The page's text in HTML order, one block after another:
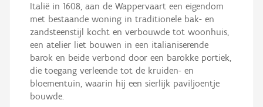
Italië in 1608, aan de Wappervaart een eigendom
met bestaande woning in traditionele bak- en
zandsteenstijl kocht en verbouwde tot woonhuis,
een atelier liet bouwen in een italianiserende
barok en beide verbond door een barokke portiek,
die toegang verleende tot de kruiden- en
bloementuin, waarin hij een sierlijk paviljoentje
bouwde.